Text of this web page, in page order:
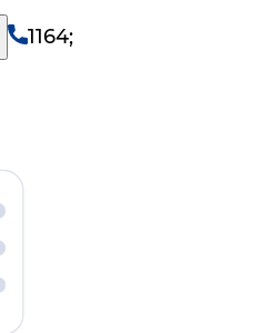
1164;